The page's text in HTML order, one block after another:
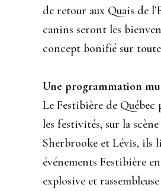
de retour aux Quais de
canins seront les
concept bonifié sur
Une programmation
Le Festibière de
les festivités, sur la
Sherbrooke et Lévis, ils
événements Festibière
explosive et